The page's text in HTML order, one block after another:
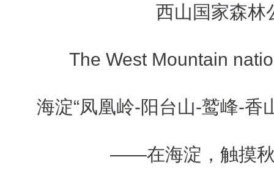
西山国家森林
The West Mountain
海淀“凤凰岭-阳台山-鹫峰-香
——在海淀，触摸